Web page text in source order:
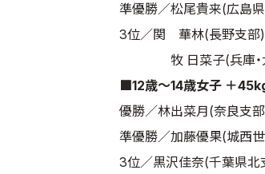
準優勝／松尾貴来(広島
3位／関 華林(長野支部)
牧 日菜子(兵庫・
■12歳～14歳女子 ＋
優勝／林出菜月(奈良支
準優勝／加藤優果(城西
3位／黒沢佳奈(千葉県北